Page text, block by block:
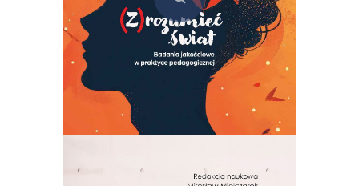
(Z)rozumieć świat. Badania jakościowe w praktyce pedagogicznej